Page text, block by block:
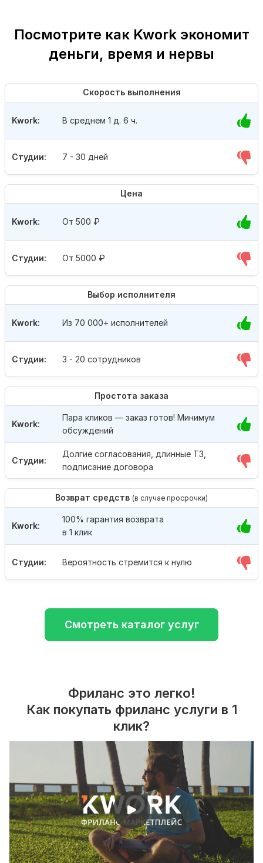
Посмотрите как Kwork экономит
деньги, время и нервы
Скорость выполнения
Студии: 7 - 30 дней
Kwork: В среднем 1 д. 6 ч.
Цена
Студии: От 5000 ₽
Kwork: От 500 ₽
Выбор исполнителя
Студии: 3 - 20 сотрудников
Kwork: Из 70 000+ исполнителей
Простота заказа
Студии:
Долгие согласования, длинные ТЗ,
подписание договора
Kwork:
Пара кликов — заказ готов! Минимум
обсуждений
Возврат средств (в случае просрочки)
Студии: Вероятность стремится к нулю
Kwork:
100% гарантия возврата
в 1 клик
Смотреть каталог услуг
Фриланс это легко!
Как покупать фриланс услуги в 1
клик?